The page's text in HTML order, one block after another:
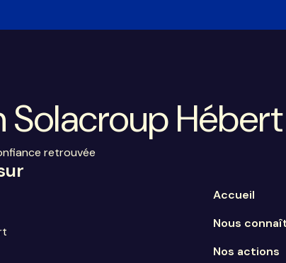
Solacroup Hébert
retrouvée
Accueil
Nous
Nos actions